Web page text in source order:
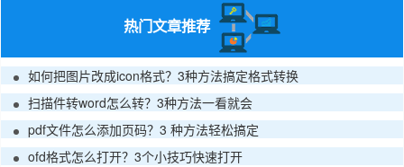
热门文章推荐
如何把图片改成icon格式？3种方法搞定格式转换
扫描件转word怎么转？3种方法一看就会
pdf文件怎么添加页码？3 种方法轻松搞定
ofd格式怎么打开？3个小技巧快速打开